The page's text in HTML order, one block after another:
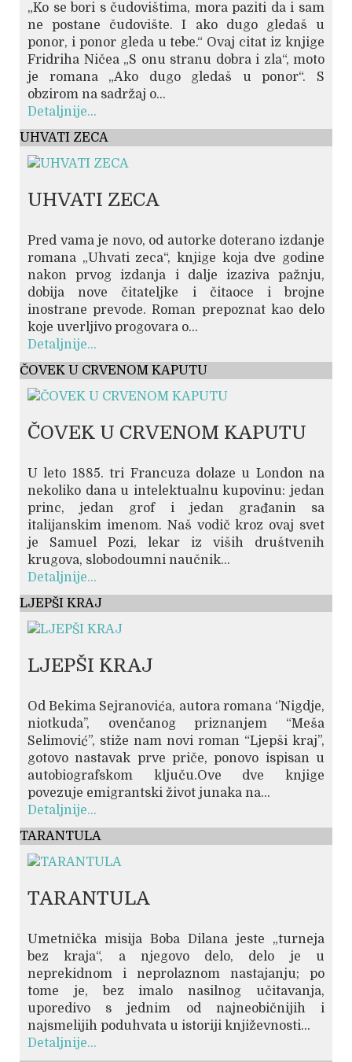
„Ko se bori s čudovištima, mora paziti da i sam
ne postane čudovište. I ako dugo gledaš u
ponor, i ponor gleda u tebe.“ Ovaj citat iz knjige
Fridriha Ničea „S onu stranu dobra i zla“, moto
je romana „Ako dugo gledaš u ponor“. S
obzirom na sadržaj o...
Detaljnije...
UHVATI ZECA
UHVATI ZECA
Pred vama je novo, od autorke doterano izdanje
romana „Uhvati zeca“, knjige koja dve godine
nakon prvog izdanja i dalje izaziva pažnju,
dobija nove čitateljke i čitaoce i brojne
inostrane prevode. Roman prepoznat kao delo
koje uverljivo progovara o...
Detaljnije...
ČOVEK U CRVENOM KAPUTU
ČOVEK U CRVENOM KAPUTU
U leto 1885. tri Francuza dolaze u London na
nekoliko dana u intelektualnu kupovinu: jedan
princ, jedan grof i jedan građanin sa
italijanskim imenom. Naš vodič kroz ovaj svet
je Samuel Pozi, lekar iz viših društvenih
krugova, slobodoumni naučnik...
Detaljnije...
LJEPŠI KRAJ
LJEPŠI KRAJ
Od Bekima Sejranovića, autora romana ‘’Nigdje,
niotkuda’’, ovenčanog priznanjem “Meša
Selimović”, stiže nam novi roman “Ljepši kraj”,
gotovo nastavak prve priče, ponovo ispisan u
autobiografskom ključu.Ove dve knjige
povezuje emigrantski život junaka na...
Detaljnije...
TARANTULA
TARANTULA
Umetnička misija Boba Dilana jeste „turneja
bez kraja“, a njegovo delo, delo je u
neprekidnom i neprolaznom nastajanju; po
tome je, bez imalo nasilnog učitavanja,
uporedivo s jednim od najneobičnijih i
najsmelijih poduhvata u istoriji književnosti...
Detaljnije...